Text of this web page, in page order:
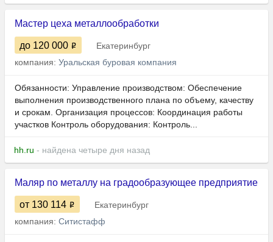
Мастер цеха металлообработки
до 120 000
Екатеринбург
компания: Уральская буровая компания
Обязанности: Управление производством: Обеспечение
выполнения производственного плана по объему, качеству
и срокам. Организация процессов: Координация работы
участков Контроль оборудования: Контроль...
hh.ru - найдена четыре дня назад
Маляр по металлу на градообразующее предприятие
от 130 114
Екатеринбург
компания: Ситистафф